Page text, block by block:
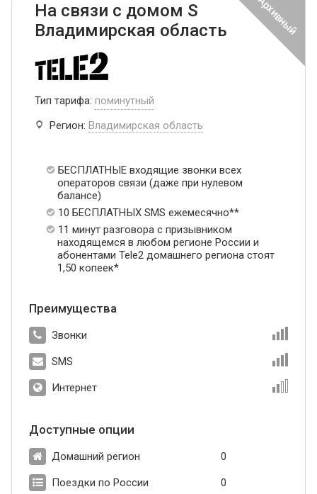
На связи с домом S
Владимирская область
Тип тарифа: поминутный
Регион: Владимирская область
БЕСПЛАТНЫЕ входящие звонки всех
операторов связи (даже при нулевом
балансе)
10 БЕСПЛАТНЫХ SMS ежемесячно**
11 минут разговора с призывником
находящемся в любом регионе России и
абонентами Tele2 домашнего региона стоят
1,50 копеек*
Преимущества
Звонки
SMS
Интернет
Доступные опции
Домашний регион 0
Поездки по России 0